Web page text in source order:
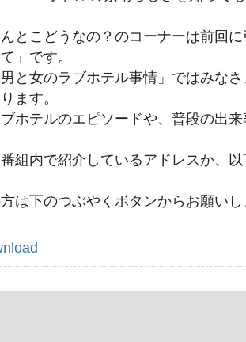
とこどうなの？のコーナーは前回
」です。
と女のラブホテル事情」ではみな
ます。
ホテルのエピソードや、普段の出
組内で紹介しているアドレスか、
は下のつぶやくボタンからお願い